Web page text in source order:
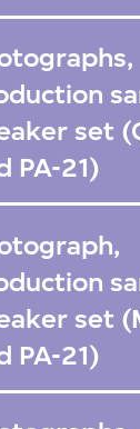
set
PA-21)
set
PA-21)